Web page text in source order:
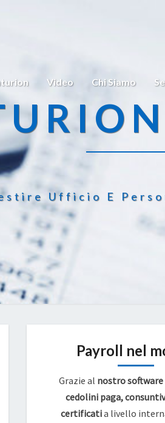
Video Chi Siamo
Ufficio E
Payroll nel
Grazie al nostro software
cedolini paga,
certificatia livello